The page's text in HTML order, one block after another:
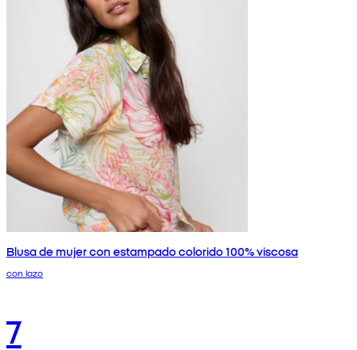
Blusa de mujer con estampado colorido 100% viscosa
con lazo
7